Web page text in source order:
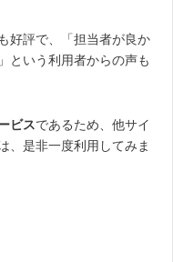
好評で、「担当者が良か
という利用者からの声も
ビスであるため、他サイ
、是非一度利用してみま